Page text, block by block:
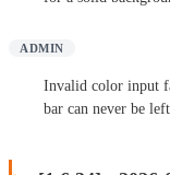
ADMIN
Invalid color input
bar can never be